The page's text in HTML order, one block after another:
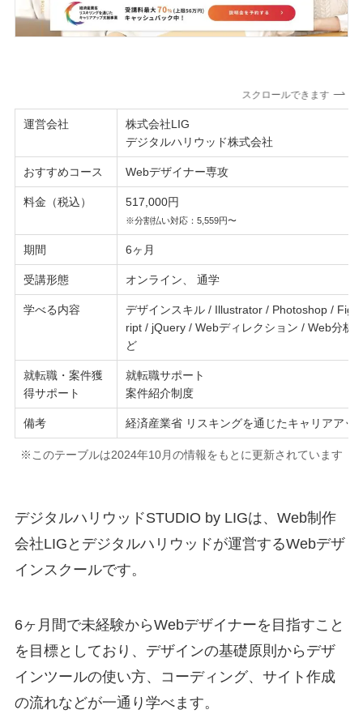
スクロールできます
運営会社
株式会社LIG
デジタルハリウッド株式会社
おすすめコース Webデザイナー専攻
料金（税込） 517,000円
※分割払い対応：5,559円〜
期間 6ヶ月
受講形態 オンライン、 通学
学べる内容
デザインスキル / Illustrator / Photoshop /
ript / jQuery / Webディレクション / Web分析
ど
就転職・案件獲
得サポート
就転職サポート
案件紹介制度
備考 経済産業省 リスキングを通じたキャリアアッ
※このテーブルは2024年10月の情報をもとに更新されています
デジタルハリウッドSTUDIO by LIGは、Web制作
会社LIGとデジタルハリウッドが運営するWebデザ
インスクールです。
6ヶ月間で未経験からWebデザイナーを目指すこと
を目標としており、デザインの基礎原則からデザ
インツールの使い方、コーディング、サイト作成
の流れなどが一通り学べます。